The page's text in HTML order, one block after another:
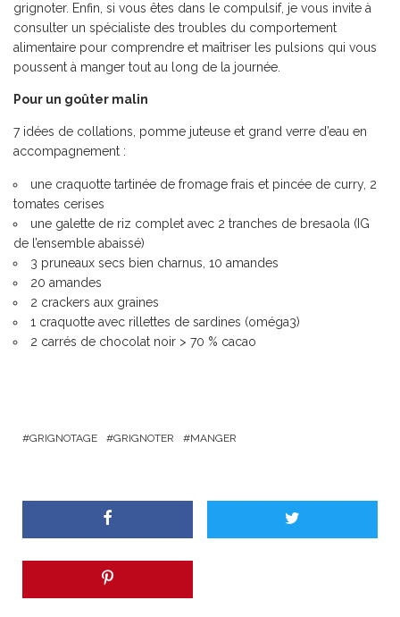
grignoter. Enfin, si vous êtes dans le compulsif, je vous invite à
consulter un spécialiste des troubles du comportement
alimentaire pour comprendre et maîtriser les pulsions qui vous
poussent à manger tout au long de la journée.
Pour un goûter malin
7 idées de collations, pomme juteuse et grand verre d’eau en
accompagnement :
une craquotte tartinée de fromage frais et pincée de curry, 2
tomates cerises
une galette de riz complet avec 2 tranches de bresaola (IG
de l’ensemble abaissé)
3 pruneaux secs bien charnus, 10 amandes
20 amandes
2 crackers aux graines
1 craquotte avec rillettes de sardines (oméga3)
2 carrés de chocolat noir > 70 % cacao
GRIGNOTAGE GRIGNOTER MANGER